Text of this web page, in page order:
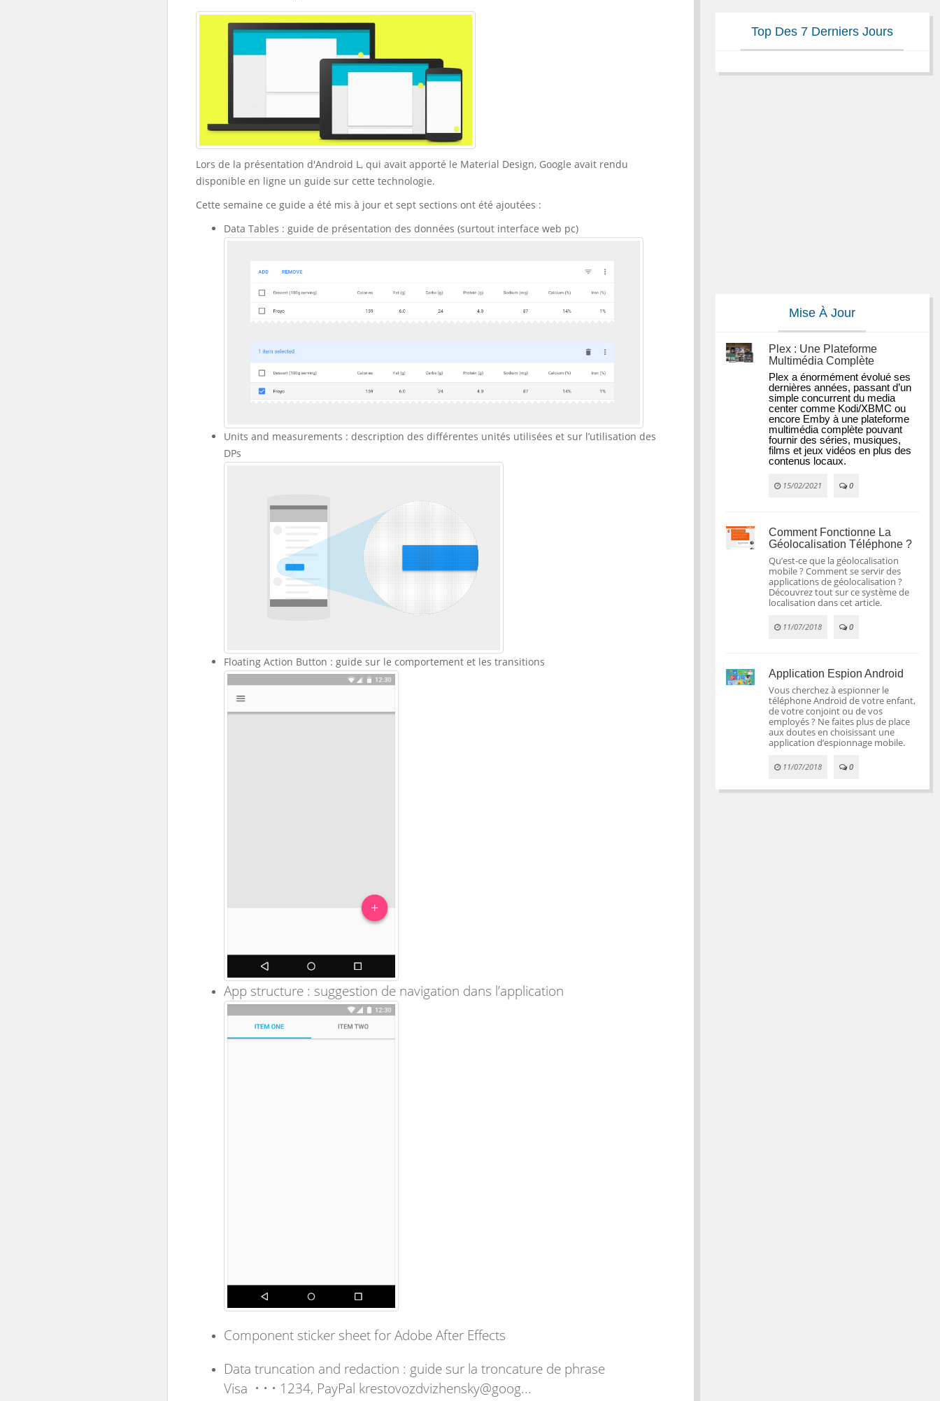
Lors de la présentation d'Android L, qui avait apporté le Material Design, Google avait rendu
disponible en ligne un guide sur cette technologie.
Cette semaine ce guide a été mis à jour et sept sections ont été ajoutées :
Data Tables : guide de présentation des données (surtout interface web pc)
Units and measurements : description des différentes unités utilisées et sur l’utilisation des
DPs
Floating Action Button : guide sur le comportement et les transitions
App structure : suggestion de navigation dans l’application
Component sticker sheet for Adobe After Effects
Data truncation and redaction : guide sur la troncature de phrase
Visa • • • 1234, PayPal krestovozdvizhensky@goog...
Top Des 7 Derniers Jours
Mise À Jour
Plex : Une Plateforme
Multimédia Complète
Plex a énormément évolué ses
dernières années, passant d’un
simple concurrent du media
center comme Kodi/XBMC ou
encore Emby à une plateforme
multimédia complète pouvant
fournir des séries, musiques,
films et jeux vidéos en plus des
contenus locaux.
15/02/2021 0
Comment Fonctionne La
Géolocalisation Téléphone ?
Qu’est-ce que la géolocalisation
mobile ? Comment se servir des
applications de géolocalisation ?
Découvrez tout sur ce système de
localisation dans cet article.
11/07/2018 0
Application Espion Android
Vous cherchez à espionner le
téléphone Android de votre enfant,
de votre conjoint ou de vos
employés ? Ne faites plus de place
aux doutes en choisissant une
application d’espionnage mobile.
11/07/2018 0